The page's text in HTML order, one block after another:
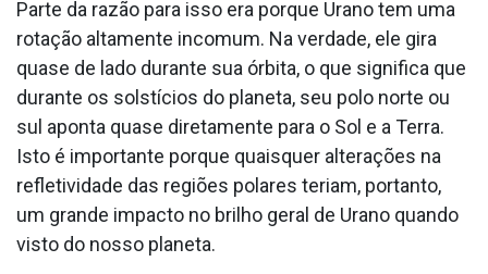
Parte da razão para isso era porque Urano tem uma
rotação altamente incomum. Na verdade, ele gira
quase de lado durante sua órbita, o que significa que
durante os solstícios do planeta, seu polo norte ou
sul aponta quase diretamente para o Sol e a Terra.
Isto é importante porque quaisquer alterações na
refletividade das regiões polares teriam, portanto,
um grande impacto no brilho geral de Urano quando
visto do nosso planeta.